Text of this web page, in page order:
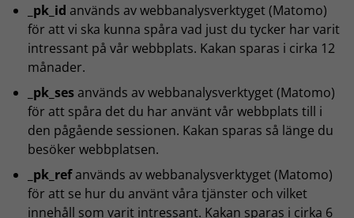
_pk_id används av webbanalysverktyget (Matomo)
för att vi ska kunna spåra vad just du tycker har varit
intressant på vår webbplats. Kakan sparas i cirka 12
månader.
_pk_sesanvänds av webbanalysverktyget (Matomo)
för att spåra det du har använt vår webbplats till i
den pågående sessionen. Kakan sparas så länge du
besöker webbplatsen.
_pk_refanvänds av webbanalysverktyget (Matomo)
för att se hur du använt våra tjänster och vilket
innehåll som varit intressant. Kakan sparas i cirka 6